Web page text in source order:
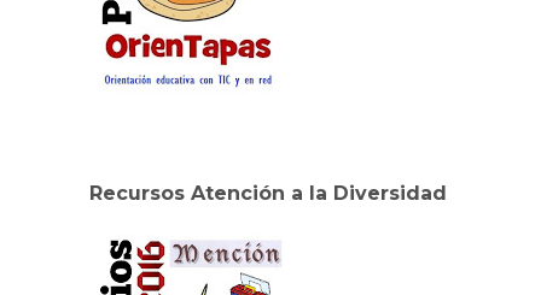
Recursos Atención a la Diversidad